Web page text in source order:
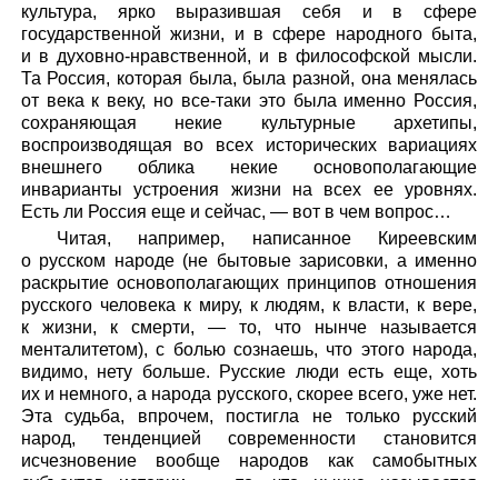
культура, ярко выразившая себя и в сфере
государственной жизни, и в сфере народного быта,
и в духовно-нравственной, и в философской мысли.
Та Россия, которая была, была разной, она менялась
от века к веку, но все-таки это была именно Россия,
сохраняющая некие культурные архетипы,
воспроизводящая во всех исторических вариациях
внешнего облика некие основополагающие
инварианты устроения жизни на всех ее уровнях.
Есть ли Россия еще и сейчас, — вот в чем вопрос…
Читая, например, написанное Киреевским
о русском народе (не бытовые зарисовки, а именно
раскрытие основополагающих принципов отношения
русского человека к миру, к людям, к власти, к вере,
к жизни, к смерти, — то, что нынче называется
менталитетом), с болью сознаешь, что этого народа,
видимо, нету больше. Русские люди есть еще, хоть
их и немного, а народа русского, скорее всего, уже нет.
Эта судьба, впрочем, постигла не только русский
народ, тенденцией современности становится
исчезновение вообще народов как самобытных